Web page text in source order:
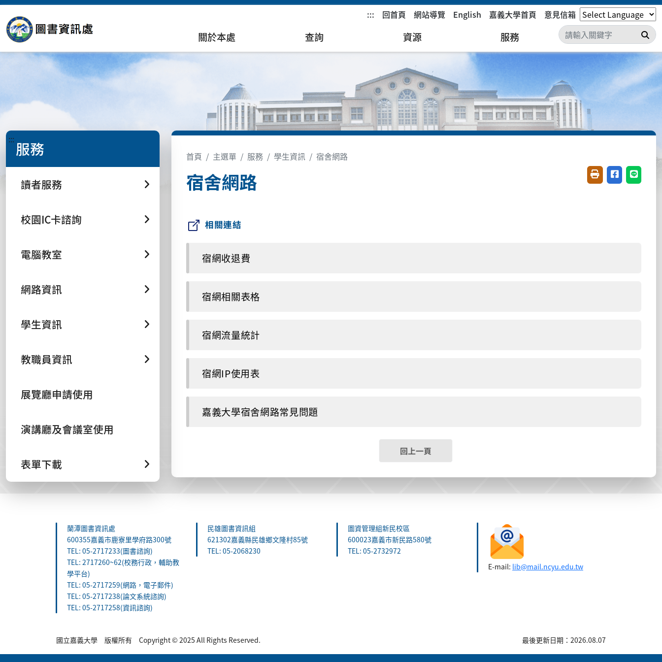
::: 回首頁 網站導覽 English 嘉義大學首頁 意見信箱
關於本處 查詢 資源 服務 搜
::: 服務
讀者服務
校園IC卡諮詢
電腦教室
網路資訊
學生資訊
教職員資訊
展覽廳申請使用
演講廳及會議室使用
表單下載
首頁 主選單 服務 學生資訊 宿舍網路
宿舍網路 友善列印(開新視窗)
分享至臉書(
分享至
相關連結
宿網收退費
宿網相關表格
宿網流量統計
宿網IP使用表
嘉義大學宿舍網路常見問題
回上一頁
蘭潭圖書資訊處
600355嘉義市鹿寮里學府路300號
TEL: 05-2717233(圖書諮詢)
TEL: 2717260~62(校務行政，輔助教
學平台)
TEL: 05-2717259(網路，電子郵件)
TEL: 05-2717238(論文系統諮詢)
TEL: 05-2717258(資訊諮詢)
民雄圖書資訊組
621302嘉義縣民雄鄉文隆村85號
TEL: 05-2068230
圖資管理組新民校區
600023嘉義市新民路580號
TEL: 05-2732972
E-mail: lib@mail.ncyu.edu.tw
國立嘉義大學 版權所有 Copyright © 2025 All Rights Reserved. 最後更新日期：2026.08.07